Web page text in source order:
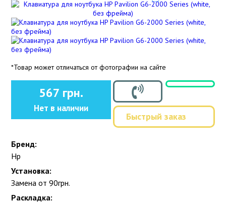
*Товар может отличаться от фотографии на сайте
567 грн.
Нет в наличии
Быстрый заказ
Бренд:
Hp
Установка:
Замена от 90грн.
Раскладка: